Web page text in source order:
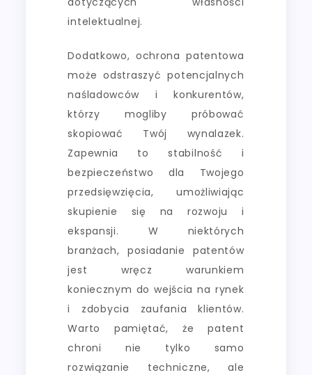
intelektualnej.
Dodatkowo, ochrona patentowa
może odstraszyć potencjalnych
naśladowców i konkurentów,
którzy mogliby próbować
skopiować Twój wynalazek.
Zapewnia to stabilność i
bezpieczeństwo dla Twojego
przedsięwzięcia, umożliwiając
skupienie się na rozwoju i
ekspansji. W niektórych
branżach, posiadanie patentów
jest wręcz warunkiem
koniecznym do wejścia na rynek
i zdobycia zaufania klientów.
Warto pamiętać, że patent
chroni nie tylko samo
rozwiązanie techniczne, ale